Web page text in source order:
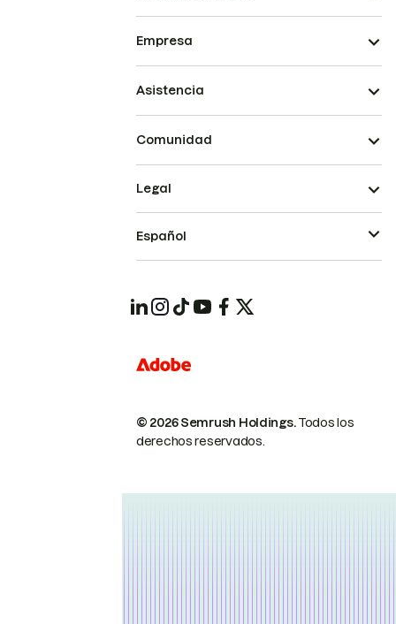
Empresa
Asistencia
Comunidad
© 2026 Semrush Holdings.Todos los
derechos reservados.
Legal
Español